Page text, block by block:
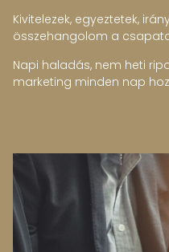
Kivitelezek, egyeztetek,
összehangolom a
Napi haladás, nem heti
marketing minden nap